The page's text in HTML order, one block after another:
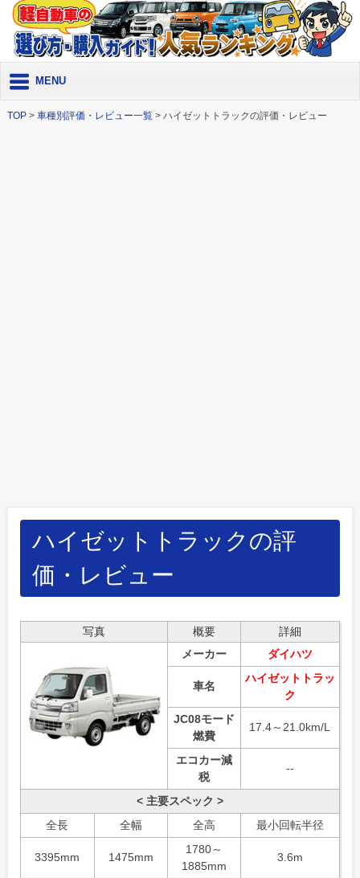
MENU
TOP> 車種別評価・レビュー一覧> ハイゼットトラックの評価・レビュー
ハイゼットトラックの評
価・レビュー
写真 概要
詳細
メーカー
ダイハツ
車名
ハイゼットトラッ
ク
JC08モード
燃費
17.4～21.0km/L
エコカー減
税
--
< 主要スペック >
全長
全幅 全高 最小回転半径
3395mm 1475mm
1780～
1885mm
3.6m